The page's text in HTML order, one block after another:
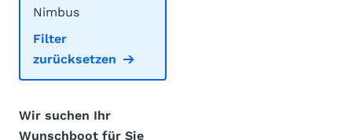
Nimbus
Filter
zurücksetzen
Wir suchen Ihr
Wunschboot für Sie